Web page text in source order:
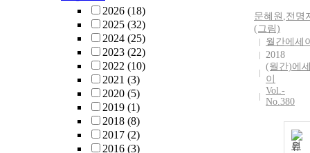
2026 (18)
2025 (32)
2024 (25)
2023 (22)
2022 (10)
2021 (3)
2020 (5)
2019 (1)
2018 (8)
2017 (2)
2016 (3)
문혜원 ,전명
(그림)
월간에세
2018
(월간)에
이
Vol.-
No.380
원